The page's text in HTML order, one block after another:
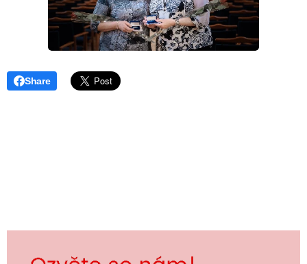
Share